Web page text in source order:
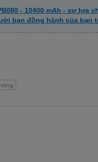
- 10400 mAh - sự lựa
bạn đồng hành của bạn